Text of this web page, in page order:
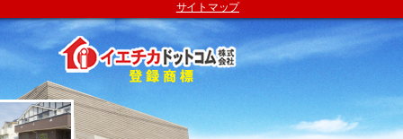
サイトマップ